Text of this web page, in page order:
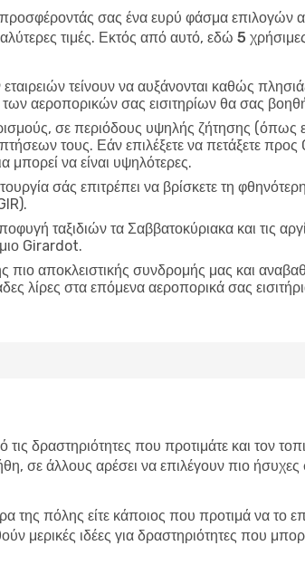
σας ένα ευρύ φάσμα επιλογών
τιμές. Εκτός από αυτό, εδώ 5
τείνουν να αυξάνονται καθώς
αεροπορικών σας εισιτηρίων θα σας
σε περιόδους υψηλής ζήτησης (όπως
τους. Εάν επιλέξετε να πετάξετε προς
μπορεί να είναι υψηλότερες.
σάς επιτρέπει να βρίσκετε τη
ταξιδιών τα Σαββατοκύριακα και τις
Girardot.
πιο αποκλειστικής συνδρομής μας και
λίρες στα επόμενα αεροπορικά σας
δραστηριότητες που προτιμάτε και τον
σε άλλους αρέσει να επιλέγουν πιο ήσυχες
της πόλης είτε κάποιος που προτιμά να το
μερικές ιδέες για δραστηριότητες που